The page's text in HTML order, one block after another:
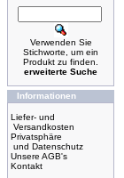
Verwenden Sie
Stichworte, um ein
Produkt zu finden.
erweiterte Suche
Informationen
Liefer- und
Versandkosten
Privatsphäre
und Datenschutz
Unsere AGB's
Kontakt